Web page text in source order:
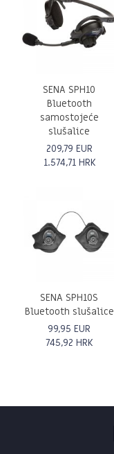
SENA SPH10
Bluetooth
samostojeće
slušalice
209,79 EUR
1.574,71 HRK
SENA SPH10S
Bluetooth slušalice
99,95 EUR
745,92 HRK